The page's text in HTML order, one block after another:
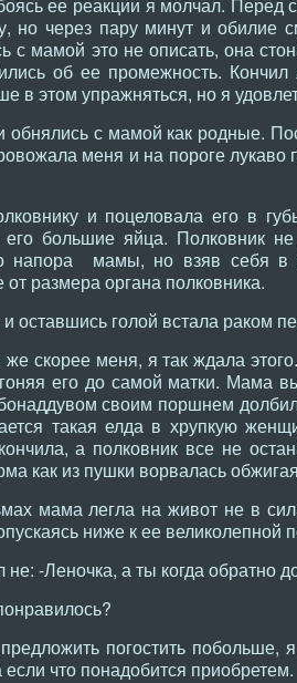
но через пару минут и обилие
с мамой это не описать, она
об ее промежность.
в этом упражняться, но я
с мамой как родные.
меня и на пороге лукаво
и поцеловала его в
большие яйца. Полковник
напора мамы, но взяв себя в
размера органа полковника.
оставшись голой встала раком
скорее меня, я так ждала
его до самой матки. Мама
своим поршнем
такая елда в хрупкую
а полковник все не
как из пушки ворвалась
мама легла на живот не в
ниже к ее великолепной
-Леночка, а ты когда обратно
погостить побольше,
что понадобится приобретем.